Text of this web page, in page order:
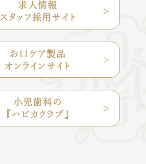
求人情報
スタッフ採用サイト
お口ケア製品
オンラインサイト
小児歯科の
『ハピカクラブ』